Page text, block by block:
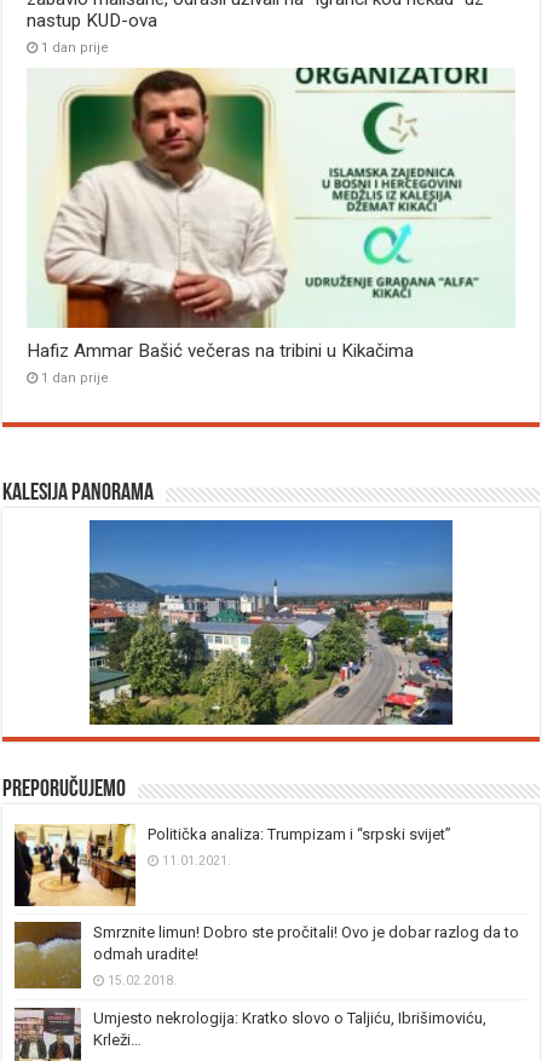
nastup KUD-ova
1 dan prije
Hafiz Ammar Bašić večeras na tribini u Kikačima
1 dan prije
Kalesija panorama
Preporučujemo
Politička analiza: Trumpizam i “srpski svijet”
11.01.2021.
Smrznite limun! Dobro ste pročitali! Ovo je dobar razlog da to
odmah uradite!
15.02.2018.
Umjesto nekrologija: Kratko slovo o Taljiću, Ibrišimoviću,
Krleži…